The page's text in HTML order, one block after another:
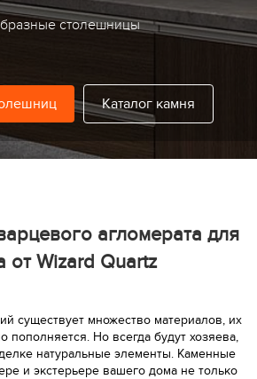
столешницы
Каталог камня
агломерата для
от Wizard Quartz
существует множество материалов, их
пополняется. Но всегда будут хозяева,
натуральные элементы. Каменные
и экстерьере вашего дома не только